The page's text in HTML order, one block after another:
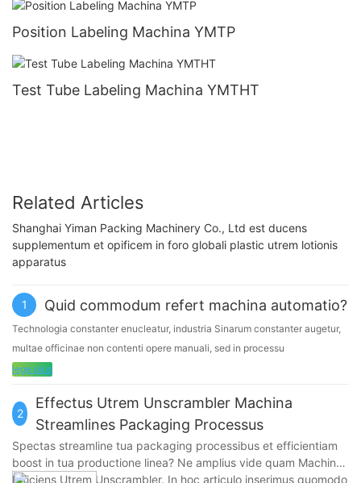
Position Labeling Machina YMTP
Test Tube Labeling Machina YMTHT
Related Articles
Shanghai Yiman Packing Machinery Co., Ltd est ducens
supplementum et opificem in foro globali plastic utrem lotionis
apparatus
1 Quid commodum refert machina automatio?
Technologia constanter enucleatur, industria Sinarum constanter augetur,
multae officinae non contenti opere manuali, sed in processu
mechanizationis. Autem, his annis multae societates technologiae in Sinis
producendam, quae etiam regionem nostram ad mundi frontem attulerunt.
Momentum activitatis impletionis cessum restituerunt totum forum
activitatis impletionis machinae venditae. Eius plena automatio non solum
auget celeritatem productionis, simul in saturitate qualitatis valde
lege plus
2
Effectus Utrem Unscrambler Machina
Streamlines Packaging Processus
Spectas streamline tua packaging processibus et efficientiam
boost in tua productione linea? Ne amplius vide quam Machina
Efficiens Utrem Unscrambler. In hoc articulo inserimus quomodo